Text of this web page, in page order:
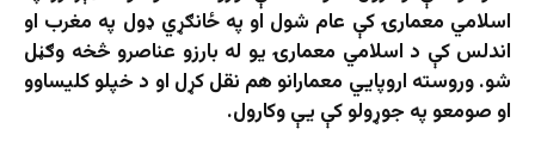
اسلامي معمارۍ کې عام شول او په ځانګړي ډول په مغرب او
اندلس کې د اسلامي معمارۍ یو له بارزو عناصرو څخه وګڼل
شو. وروسته اروپايي معمارانو هم نقل کړل او د خپلو کلیساوو
او صومعو په جوړولو کې یې وکارول.